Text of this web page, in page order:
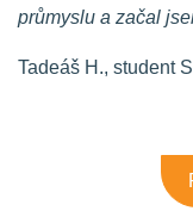
průmyslu a začal
Tadeáš H., student